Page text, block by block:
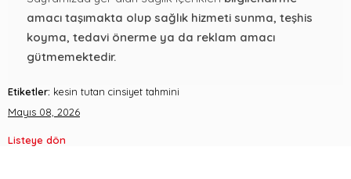
amacı taşımakta olup sağlık hizmeti sunma, teşhis
koyma, tedavi önerme ya da reklam amacı
gütmemektedir.
Etiketler: kesin tutan cinsiyet tahmini
Mayıs 08, 2026
Listeye dön